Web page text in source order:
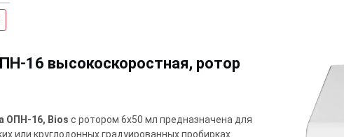
16 высокоскоростная, ротор
ОПН-16, Bios с ротором 6х50 мл предназначена для
или круглодонных градуированных пробирках